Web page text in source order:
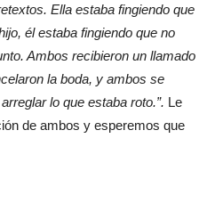
Ella estaba fingiendo que
él estaba fingiendo que no
Ambos recibieron un llamado
la boda, y ambos se
lo que estaba roto.”. Le
de ambos y esperemos que